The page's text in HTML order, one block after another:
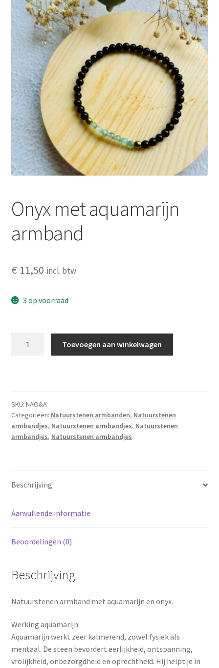
Mijn account
Privacybeleid
Terugbetaal- en retourneringsbeleid
Waarom Bijzonder&Lief?
Winkel
Winkelwagen
Onyx met aquamarijn
armband
€ 11,50 incl. btw
3 op voorraad
Toevoegen aan winkelwagen
SKU: NAO&A
Categorieën: Natuurstenen armbanden, Natuurstenen
armbandjes, Natuurstenen armbandjes, Natuurstenen
armbandjes, Natuurstenen armbandjes
Beschrijving
Aanvullende informatie
Beoordelingen (0)
Beschrijving
Natuurstenen armband met aquamarijn en onyx.
Werking aquamarijn:
Aquamarijn werkt zeer kalmerend, zowel fysiek als
mentaal. De steen bevordert eerlijkheid, ontspanning,
vrolijkheid, onbezorgdheid en oprechtheid. Hij helpt je in